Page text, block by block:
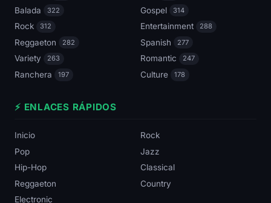
Balada 322 Gospel 314
Rock 312 Entertainment 288
Reggaeton 282 Spanish 277
Variety 263 Romantic 247
Ranchera 197 Culture 178
⚡ ENLACES RÁPIDOS
Inicio
Rock
Pop
Jazz
Hip-Hop
Classical
Reggaeton
Country
Electronic